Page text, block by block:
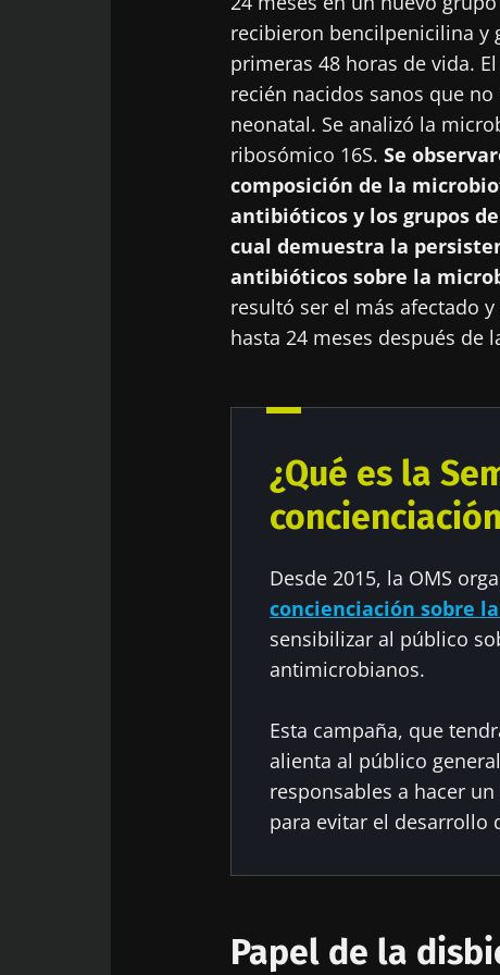
recibieron bencilpenicilina y
primeras 48 horas de vida.
recién nacidos sanos que
neonatal. Se analizó la
ribosómico 16S. Se
composición de la
antibióticos y los grupos
cual demuestra la
antibióticos sobre la
resultó ser el más afectado
hasta 24 meses después de
¿Qué es la
Desde 2015, la OMS
concienciación sobre la
sensibilizar al público
antimicrobianos.
Esta campaña, que
alienta al público
responsables a hacer
para evitar el desarrollo
Papel de la